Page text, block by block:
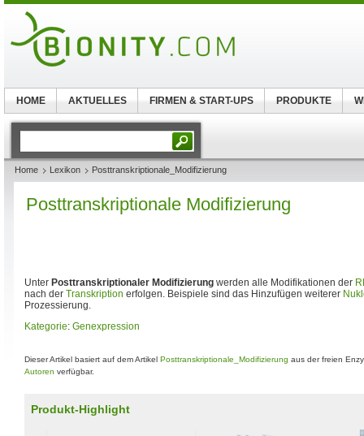
Home Lexikon Posttranskriptionale_Modifizierung
Posttranskriptionale Modifizierung
Unter Posttranskriptionaler Modifizierung werden alle Modifikationen der
nach der Transkription erfolgen. Beispiele sind das Hinzufügen weiterer
Prozessierung.
Kategorie: Genexpression
Dieser Artikel basiert auf dem Artikel Posttranskriptionale_Modifizierung aus der freien
Autoren verfügbar.
Produkt-Highlight
HOME AKTUELLES FIRMEN & START-UPS PRODUKTE